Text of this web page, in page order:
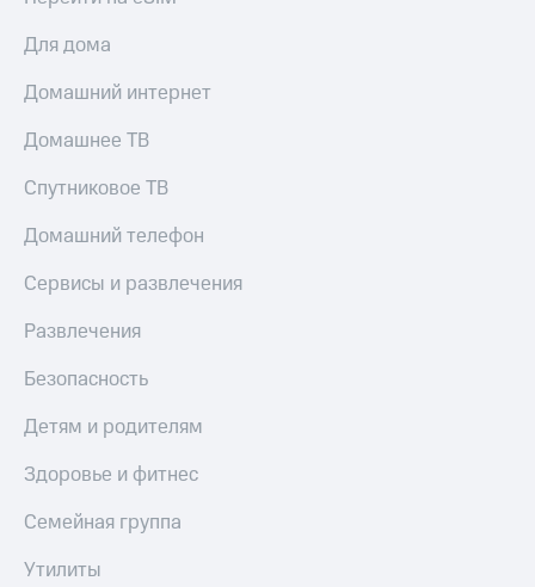
Для дома
Домашний интернет
Домашнее ТВ
Спутниковое ТВ
Домашний телефон
Сервисы и развлечения
Развлечения
Безопасность
Детям и родителям
Здоровье и фитнес
Семейная группа
Утилиты